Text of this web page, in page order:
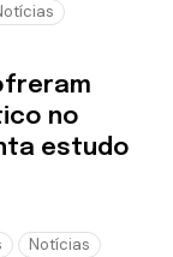
no
estudo
Notícias